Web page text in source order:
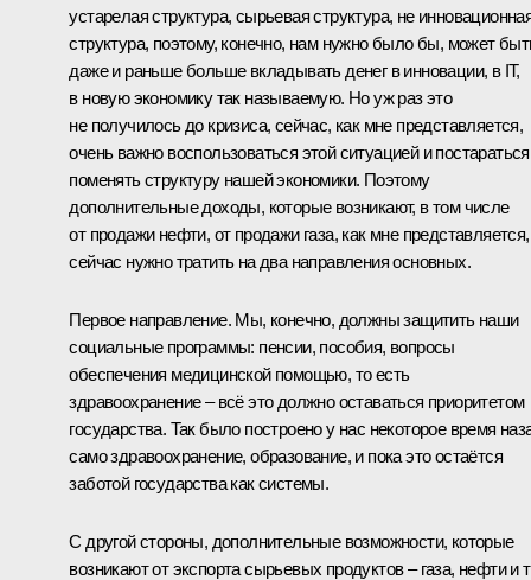
устарелая структура, сырьевая структура, не
структура, поэтому, конечно, нам нужно было бы, может
даже и раньше больше вкладывать денег в инновации, в IT,
в новую экономику так называемую. Но уж раз это
не получилось до кризиса, сейчас, как мне представляется,
очень важно воспользоваться этой ситуацией и постараться
поменять структуру нашей экономики. Поэтому
дополнительные доходы, которые возникают, в том числе
от продажи нефти, от продажи газа, как мне представляется,
сейчас нужно тратить на два направления основных.
Первое направление. Мы, конечно, должны защитить наши
социальные программы: пенсии, пособия, вопросы
обеспечения медицинской помощью, то есть
здравоохранение – всё это должно оставаться приоритетом
государства. Так было построено у нас некоторое время
само здравоохранение, образование, и пока это остаётся
заботой государства как системы.
С другой стороны, дополнительные возможности, которые
возникают от экспорта сырьевых продуктов – газа, нефти и